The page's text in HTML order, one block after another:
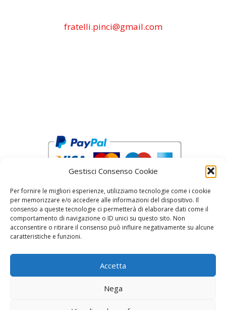
Gestisci Consenso Cookie
Per fornire le migliori esperienze, utilizziamo tecnologie come i cookie
per memorizzare e/o accedere alle informazioni del dispositivo. Il
consenso a queste tecnologie ci permetterà di elaborare dati come il
comportamento di navigazione o ID unici su questo sito. Non
acconsentire o ritirare il consenso può influire negativamente su alcune
caratteristiche e funzioni.
Accetta
Nega
fratelli.pinci@gmail.com
reCAPTCHA Google’s Privacy Policy and